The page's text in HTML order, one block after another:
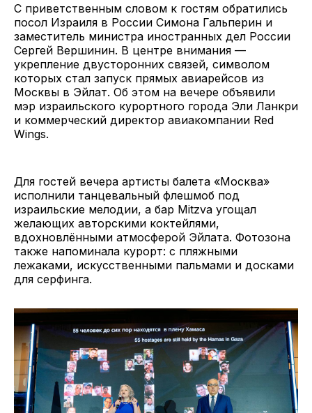
С приветственным словом к гостям обратились
посол Израиля в России Симона Гальперин и
заместитель министра иностранных дел России
Сергей Вершинин. В центре внимания —
укрепление двусторонних связей, символом
которых стал запуск прямых авиарейсов из
Москвы в Эйлат. Об этом на вечере объявили
мэр израильского курортного города Эли Ланкри
и коммерческий директор авиакомпании Red
Wings.
Для гостей вечера артисты балета «Москва»
исполнили танцевальный флешмоб под
израильские мелодии, а бар Mitzva угощал
желающих авторскими коктейлями,
вдохновлёнными атмосферой Эйлата. Фотозона
также напоминала курорт: с пляжными
лежаками, искусственными пальмами и досками
для серфинга.